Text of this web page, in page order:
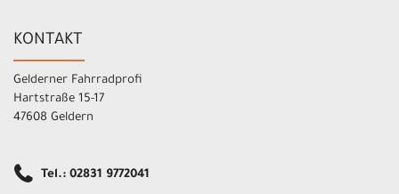
KONTAKT
Gelderner Fahrradprofi
Hartstraße 15-17
47608 Geldern
Tel.: 02831 9772041